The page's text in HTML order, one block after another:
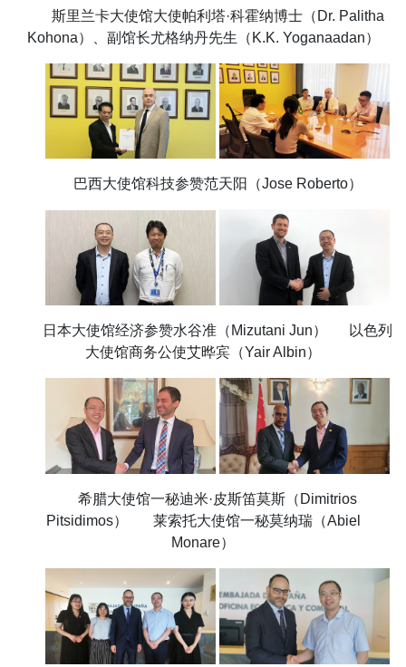
斯里兰卡大使馆大使帕利塔·科霍纳博士（Dr. Palitha
Kohona）、副馆长尤格纳丹先生（K.K. Yoganaadan）
巴西大使馆科技参赞范天阳（Jose Roberto）
日本大使馆经济参赞水谷准（Mizutani Jun） 以色列
大使馆商务公使艾晔宾（Yair Albin）
希腊大使馆一秘迪米·皮斯笛莫斯（Dimitrios
Pitsidimos） 莱索托大使馆一秘莫纳瑞（Abiel
Monare）